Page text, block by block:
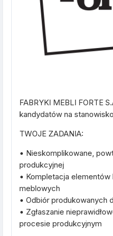
FABRYKI MEBLI FORTE
kandydatów na
TWOJE ZADANIA:
• Nieskomplikowane,
produkcyjnej
• Kompletacja
meblowych
• Odbiór produkowanych
• Zgłaszanie
procesie produkcyjnym